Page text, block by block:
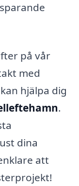
på vår
med
hjälpa dig
.
dina
att